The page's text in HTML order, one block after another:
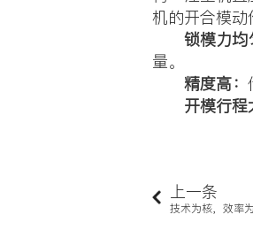
机的开合模动
锁模力均
量。
精度高：
开模行程
上一条
技术为核，效率